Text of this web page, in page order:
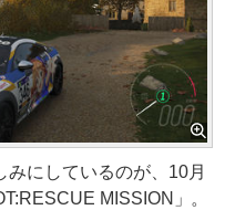
にしているのが、10月
MISSION」。